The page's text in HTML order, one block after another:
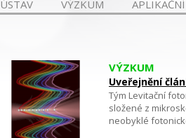
ÚSTAV VÝZKUM
VÝZKUM
Uveřejnění
Tým Levitační
složené z
neobyklé